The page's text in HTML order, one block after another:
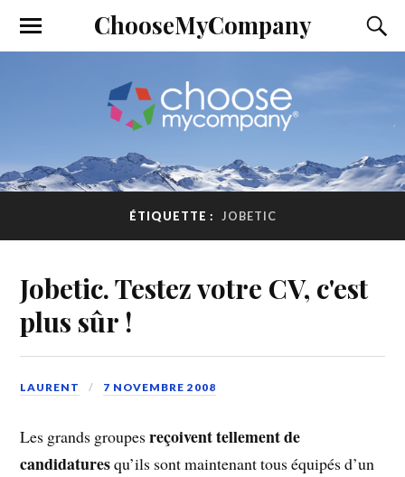
ChooseMyCompany
ÉTIQUETTE : JOBETIC
Jobetic. Testez votre CV, c'est
plus sûr !
LAURENT 7 NOVEMBRE 2008
Les grands groupesreçoivent tellement de
candidaturesqu’ils sont maintenant tous équipés d’un